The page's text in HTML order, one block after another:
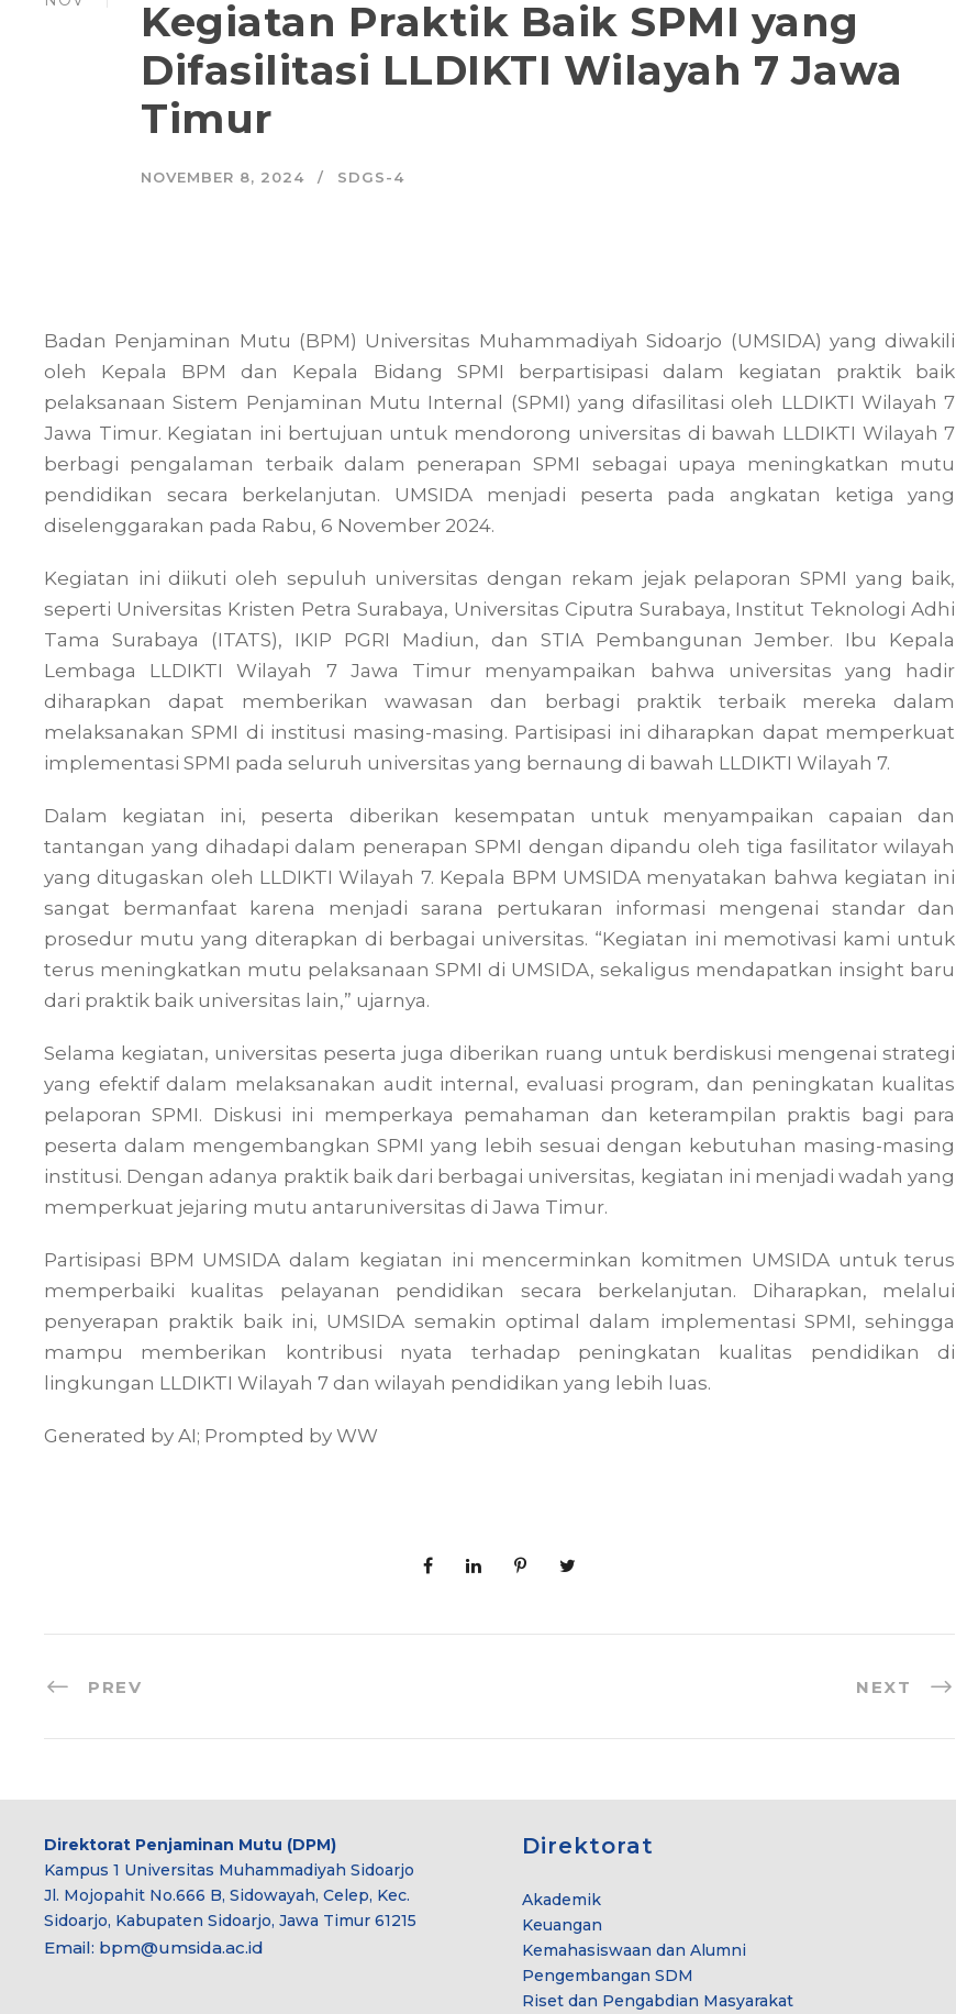
Kegiatan Praktik Baik SPMI yang
Difasilitasi LLDIKTI Wilayah 7 Jawa
Timur
NOVEMBER 8, 2024 SDGS-4
Badan Penjaminan Mutu (BPM) Universitas Muhammadiyah Sidoarjo (UMSIDA) yang diwakili
oleh Kepala BPM dan Kepala Bidang SPMI berpartisipasi dalam kegiatan praktik baik
pelaksanaan Sistem Penjaminan Mutu Internal (SPMI) yang difasilitasi oleh LLDIKTI Wilayah 7
Jawa Timur. Kegiatan ini bertujuan untuk mendorong universitas di bawah LLDIKTI Wilayah 7
berbagi pengalaman terbaik dalam penerapan SPMI sebagai upaya meningkatkan mutu
pendidikan secara berkelanjutan. UMSIDA menjadi peserta pada angkatan ketiga yang
diselenggarakan pada Rabu, 6 November 2024.
Kegiatan ini diikuti oleh sepuluh universitas dengan rekam jejak pelaporan SPMI yang baik,
seperti Universitas Kristen Petra Surabaya, Universitas Ciputra Surabaya, Institut Teknologi Adhi
Tama Surabaya (ITATS), IKIP PGRI Madiun, dan STIA Pembangunan Jember. Ibu Kepala
Lembaga LLDIKTI Wilayah 7 Jawa Timur menyampaikan bahwa universitas yang hadir
diharapkan dapat memberikan wawasan dan berbagi praktik terbaik mereka dalam
melaksanakan SPMI di institusi masing-masing. Partisipasi ini diharapkan dapat memperkuat
implementasi SPMI pada seluruh universitas yang bernaung di bawah LLDIKTI Wilayah 7.
Dalam kegiatan ini, peserta diberikan kesempatan untuk menyampaikan capaian dan
tantangan yang dihadapi dalam penerapan SPMI dengan dipandu oleh tiga fasilitator wilayah
yang ditugaskan oleh LLDIKTI Wilayah 7. Kepala BPM UMSIDA menyatakan bahwa kegiatan ini
sangat bermanfaat karena menjadi sarana pertukaran informasi mengenai standar dan
prosedur mutu yang diterapkan di berbagai universitas. “Kegiatan ini memotivasi kami untuk
terus meningkatkan mutu pelaksanaan SPMI di UMSIDA, sekaligus mendapatkan insight baru
dari praktik baik universitas lain,” ujarnya.
Selama kegiatan, universitas peserta juga diberikan ruang untuk berdiskusi mengenai strategi
yang efektif dalam melaksanakan audit internal, evaluasi program, dan peningkatan kualitas
pelaporan SPMI. Diskusi ini memperkaya pemahaman dan keterampilan praktis bagi para
peserta dalam mengembangkan SPMI yang lebih sesuai dengan kebutuhan masing-masing
institusi. Dengan adanya praktik baik dari berbagai universitas, kegiatan ini menjadi wadah yang
memperkuat jejaring mutu antaruniversitas di Jawa Timur.
Partisipasi BPM UMSIDA dalam kegiatan ini mencerminkan komitmen UMSIDA untuk terus
memperbaiki kualitas pelayanan pendidikan secara berkelanjutan. Diharapkan, melalui
penyerapan praktik baik ini, UMSIDA semakin optimal dalam implementasi SPMI, sehingga
mampu memberikan kontribusi nyata terhadap peningkatan kualitas pendidikan di
lingkungan LLDIKTI Wilayah 7 dan wilayah pendidikan yang lebih luas.
Generated by AI; Prompted by WW
PREV NEXT
Direktorat Penjaminan Mutu (DPM)
Kampus 1 Universitas Muhammadiyah Sidoarjo
Jl. Mojopahit No.666 B, Sidowayah, Celep, Kec.
Sidoarjo, Kabupaten Sidoarjo, Jawa Timur 61215
Email: bpm@umsida.ac.id
Direktorat
Akademik
Keuangan
Kemahasiswaan dan Alumni
Pengembangan SDM
Riset dan Pengabdian Masyarakat